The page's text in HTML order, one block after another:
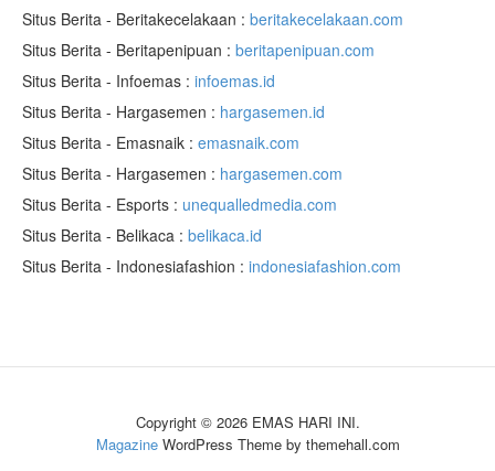
Situs Berita - Beritakecelakaan : beritakecelakaan.com
Situs Berita - Beritapenipuan : beritapenipuan.com
Situs Berita - Infoemas : infoemas.id
Situs Berita - Hargasemen : hargasemen.id
Situs Berita - Emasnaik : emasnaik.com
Situs Berita - Hargasemen : hargasemen.com
Situs Berita - Esports : unequalledmedia.com
Situs Berita - Belikaca : belikaca.id
Situs Berita - Indonesiafashion : indonesiafashion.com
Copyright © 2026 EMAS HARI INI.
MagazineWordPress Theme by themehall.com